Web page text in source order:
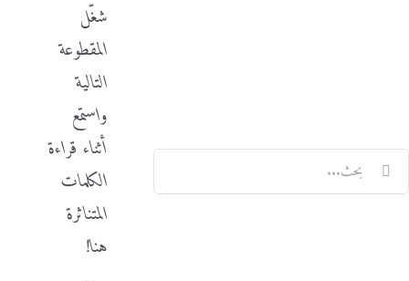
البحث
عن:
شغّل
المقطوعة
التالية
واستمع
أثناء قراءة
الكلمات
المتناثرة
هنا!